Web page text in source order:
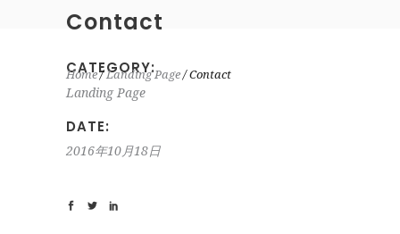
Contact
Home Landing Page Contact
CATEGORY:
Landing Page
DATE:
2016年10月18日